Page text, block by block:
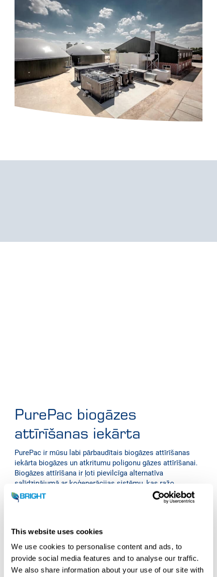
This website uses cookies
We use cookies to personalise content and ads, to
provide social media features and to analyse our traffic.
We also share information about your use of our site with
PurePac biogāzes
attīrīšanas iekārta
PurePac ir mūsu labi pārbaudītais biogāzes attīrīšanas
iekārta biogāzes un atkritumu poligonu gāzes attīrīšanai.
Biogāzes attīrīšana ir ļoti pievilcīga alternatīva
salīdzinājumā ar koģenerācijas sistēmu, kas ražo
elektroenerģiju un siltumu. Mūsu piedāvātais PurePac
klāsts biogāzes attīrīšanai ir būtisks papildinājums visu
sistēmu,lai ražotu šķidru pārtikā izmantojamu bioCO2,
kas vēl vairāk palielina biogāzes attīrīšanas procesa
efektivitāti un uzlabo oglekļa intensitātes (CI) rādītāju.